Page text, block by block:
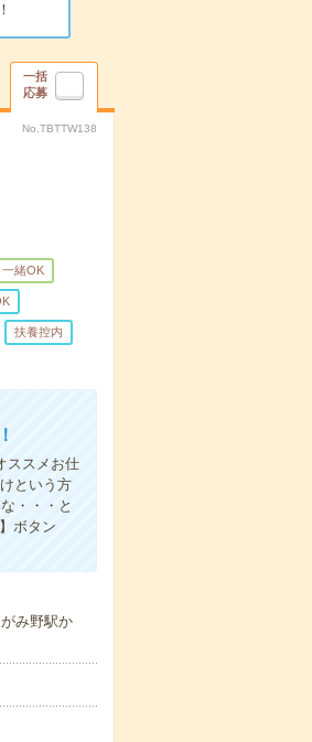
一括
応募
No.TBTTW138
緒OK
扶養控内
スメお仕
という方
・・・と
ボタン
み野駅か